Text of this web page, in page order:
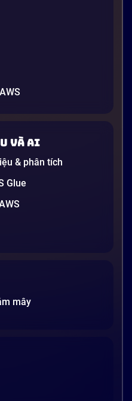
thích đơn giản
nghiệp Việt
thuật ngữ “Generative
cáo chiến lược của
kỹ sư, không phải cho
và AI
& phân tích
Glue
mây